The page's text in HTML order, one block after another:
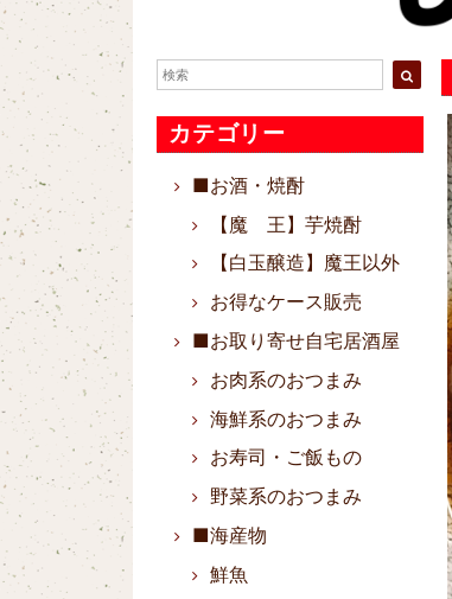
カテゴリー
■お酒・焼酎
【魔 王】芋焼酎
【白玉醸造】魔王以外
お得なケース販売
■お取り寄せ自宅居酒屋
お肉系のおつまみ
海鮮系のおつまみ
お寿司・ご飯もの
野菜系のおつまみ
■海産物
鮮魚